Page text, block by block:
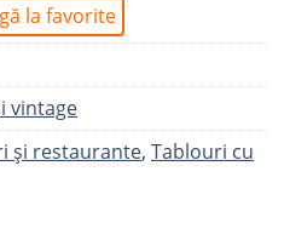
la favorite
vintage
și restaurante, Tablouri cu